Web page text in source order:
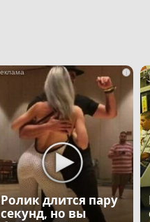
i
Ролик длится пару
секунд, но вы